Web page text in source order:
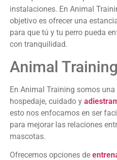
instalaciones. En Animal
objetivo es ofrecer una
para que tú y tu perro pueda
con tranquilidad.
Animal
En Animal Training somos
hospedaje, cuidado y
esto nos enfocamos en ser
para mejorar las relaciones
mascotas.
Ofrecemos opciones de